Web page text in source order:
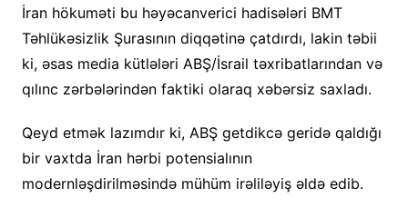
İran hökuməti bu həyəcanverici hadisələri BMT
Təhlükəsizlik Şurasının diqqətinə çatdırdı, lakin təbii
ki, əsas media kütlələri ABŞ/İsrail təxribatlarından və
qılınc zərbələrindən faktiki olaraq xəbərsiz saxladı.
Qeyd etmək lazımdır ki, ABŞ getdikcə geridə qaldığı
bir vaxtda İran hərbi potensialının
modernləşdirilməsində mühüm irəliləyiş əldə edib.